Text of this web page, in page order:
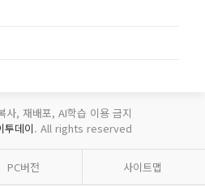
사, 재배포, AI학습 이용 금지
투데이. All rights reserved
PC버전 사이트맵